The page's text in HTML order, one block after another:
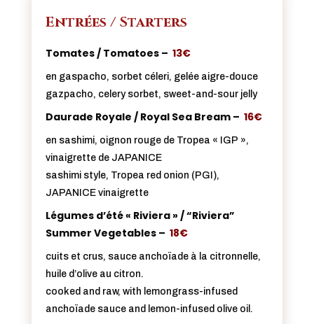
Entrées / Starters
Tomates / Tomatoes – 13€
en gaspacho, sorbet céleri, gelée aigre-douce
gazpacho, celery sorbet, sweet-and-sour jelly
Daurade Royale / Royal Sea Bream – 16€
en sashimi, oignon rouge de Tropea « IGP »,
vinaigrette de JAPANICE
sashimi style, Tropea red onion (PGI),
JAPANICE vinaigrette
Légumes d’été « Riviera » / “Riviera”
Summer Vegetables – 18€
cuits et crus, sauce anchoïade à la citronnelle,
huile d’olive au citron.
cooked and raw, with lemongrass-infused
anchoïade sauce and lemon-infused olive oil.